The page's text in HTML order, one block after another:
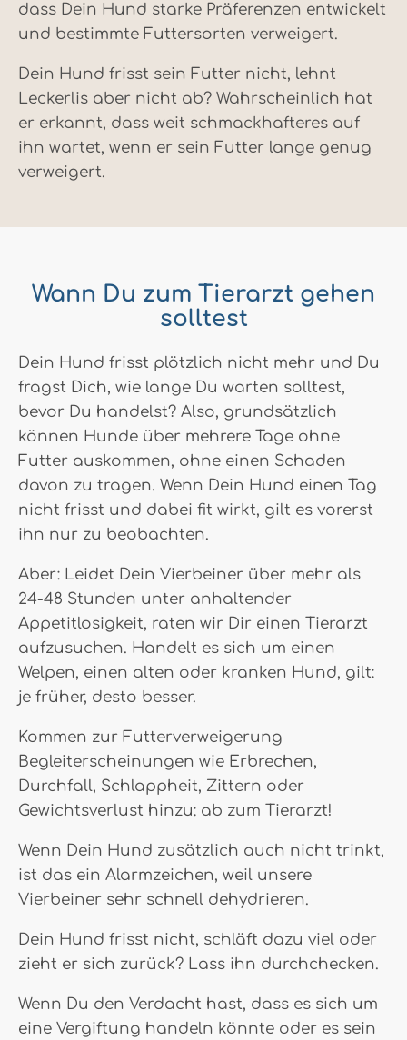
dass Dein Hund starke Präferenzen entwickelt
und bestimmte Futtersorten verweigert.
Dein Hund frisst sein Futter nicht, lehnt
Leckerlis aber nicht ab? Wahrscheinlich hat
er erkannt, dass weit schmackhafteres auf
ihn wartet, wenn er sein Futter lange genug
verweigert.
Wann Du zum Tierarzt gehen
solltest
Dein Hund frisst plötzlich nicht mehr und Du
fragst Dich, wie lange Du warten solltest,
bevor Du handelst? Also, grundsätzlich
können Hunde über mehrere Tage ohne
Futter auskommen, ohne einen Schaden
davon zu tragen. Wenn Dein Hund einen Tag
nicht frisst und dabei fit wirkt, gilt es vorerst
ihn nur zu beobachten.
Aber: Leidet Dein Vierbeiner über mehr als
24-48 Stunden unter anhaltender
Appetitlosigkeit, raten wir Dir einen Tierarzt
aufzusuchen. Handelt es sich um einen
Welpen, einen alten oder kranken Hund, gilt:
je früher, desto besser.
Kommen zur Futterverweigerung
Begleiterscheinungen wie Erbrechen,
Durchfall, Schlappheit, Zittern oder
Gewichtsverlust hinzu: ab zum Tierarzt!
Wenn Dein Hund zusätzlich auch nicht trinkt,
ist das ein Alarmzeichen, weil unsere
Vierbeiner sehr schnell dehydrieren.
Dein Hund frisst nicht, schläft dazu viel oder
zieht er sich zurück? Lass ihn durchchecken.
Wenn Du den Verdacht hast, dass es sich um
eine Vergiftung handeln könnte oder es sein